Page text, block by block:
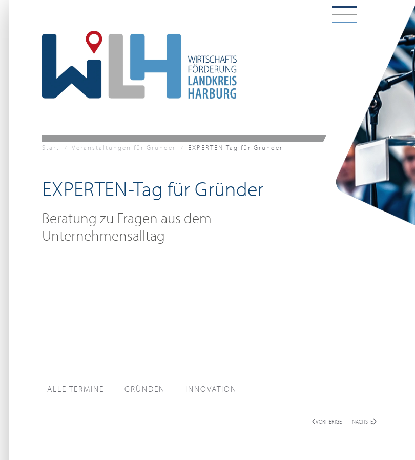
Start Veranstaltungen für Gründer EXPERTEN-Tag für Gründer
EXPERTEN-Tag für Gründer
Beratung zu Fragen aus dem
Unternehmensalltag
ALLE TERMINE GRÜNDEN INNOVATION
VORHERIGE NÄCHSTE